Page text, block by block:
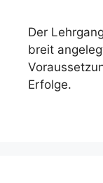
Der
breit
Erfolge.